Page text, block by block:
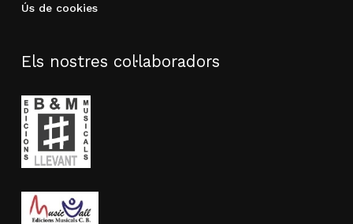
Ús de cookies
Els nostres col·laboradors